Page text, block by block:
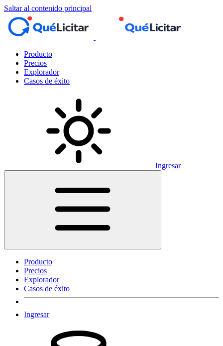
Saltar al contenido principal
Producto
Precios
Explorador
Casos de éxito
Ingresar
Producto
Precios
Explorador
Casos de éxito
Ingresar